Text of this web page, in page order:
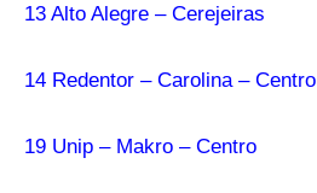
13 Alto Alegre – Cerejeiras
14 Redentor – Carolina – Centro
19 Unip – Makro – Centro